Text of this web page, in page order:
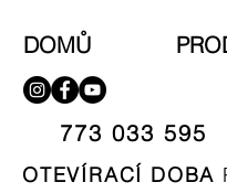
DOMŮ
773 033
OTEVÍRACÍ DOBA